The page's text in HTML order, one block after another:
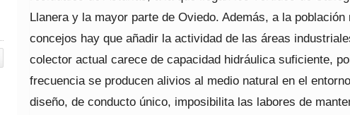
Llanera y la mayor parte de Oviedo. Además, a la población
concejos hay que añadir la actividad de las áreas
colector actual carece de capacidad hidráulica suficiente,
frecuencia se producen alivios al medio natural en el
diseño, de conducto único, imposibilita las labores de